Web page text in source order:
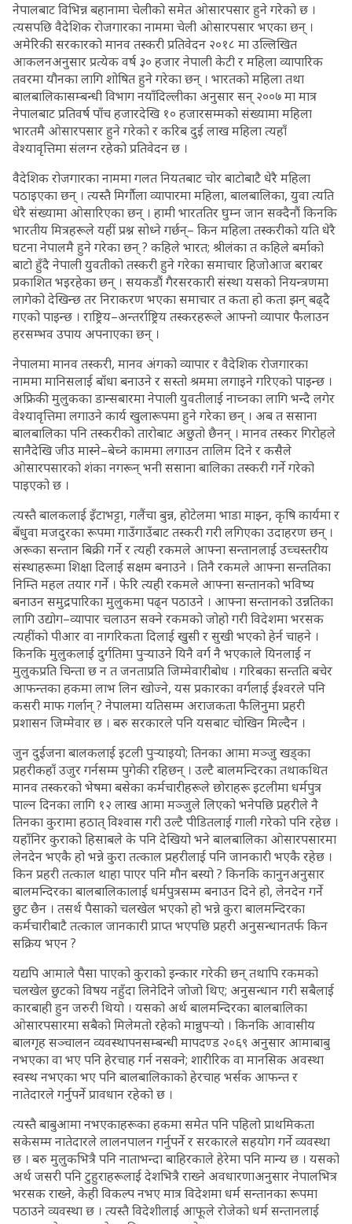
नेपालबाट विभिन्न बहानामा चेलीको समेत ओसारपसार हुने गरेको छ ।
त्यसपछि वैदेशिक रोजगारका नाममा चेली ओसारपसार भएका छन् ।
अमेरिकी सरकारको मानव तस्करी प्रतिवेदन २०१८ मा उल्लिखित
आकलनअनुसार प्रत्येक वर्ष ३० हजार नेपाली केटी र महिला व्यापारिक
तवरमा यौनका लागि शोषित हुने गरेका छन् । भारतको महिला तथा
बालबालिकासम्बन्धी विभाग नयाँदिल्लीका अनुसार सन् २००७ मा मात्र
नेपालबाट प्रतिवर्ष पाँच हजारदेखि १० हजारसम्मको संख्यामा महिला
भारतमै ओसारपसार हुने गरेको र करिब दुई लाख महिला त्यहाँ
वेश्यावृत्तिमा संलग्न रहेको प्रतिवेदन छ ।
वैदेशिक रोजगारका नाममा गलत नियतबाट चोर बाटोबाटै धेरै महिला
पठाइएका छन् । त्यस्तै मिर्गौला व्यापारमा महिला, बालबालिका, युवा त्यति
धेरै संख्यामा ओसारिएका छन् । हामी भारततिर घुम्न जान सक्दैनौं किनकि
भारतीय मित्रहरूले यहीं प्रश्न सोध्ने गर्छन्– किन महिला तस्करीको यति धेरै
घटना नेपालमै हुने गरेका छन् ? कहिले भारत; श्रीलंका त कहिले बर्माको
बाटो हुँदै नेपाली युवतीको तस्करी हुने गरेका समाचार हिजोआज बराबर
प्रकाशित भइरहेका छन् । सयकडौं गैरसरकारी संस्था यसको नियन्त्रणमा
लागेको देखिन्छ तर निराकरण भएका समाचार त कता हो कता झन् बढ्दै
गएको पाइन्छ । राष्ट्रिय–अन्तर्राष्ट्रिय तस्करहरूले आफ्नो व्यापार फैलाउन
हरसम्भव उपाय अपनाएका छन् ।
नेपालमा मानव तस्करी, मानव अंगको व्यापार र वैदेशिक रोजगारका
नाममा मानिसलाई बाँधा बनाउने र सस्तो श्रममा लगाइने गरिएको पाइन्छ ।
अफ्रिकी मुलुकका डान्सबारमा नेपाली युवतीलाई नाच्नका लागि भन्दै लगेर
वेश्यावृत्तिमा लगाउने कार्य खुलारूपमा हुने गरेका छन् । अब त ससाना
बालबालिका पनि तस्करीको तारोबाट अछुतो छैनन् । मानव तस्कर गिरोहले
सानैदेखि जीउ मास्ने–बेच्ने काममा लगाउन तालिम दिने र कसैले
ओसारपसारको शंका नगरून् भनी ससाना बालिका तस्करी गर्ने गरेको
पाइएको छ ।
त्यस्तै बालकलाई इँटाभट्टा, गलैंचा बुन्न, होटेलमा भाडा माझ्न, कृषि कार्यमा र
बँधुवा मजदुरका रूपमा गाउँगाउँबाट तस्करी गरी लगिएका उदाहरण छन् ।
अरूका सन्तान बिक्री गर्ने र त्यही रकमले आफ्ना सन्तानलाई उच्चस्तरीय
संस्थाहरूमा शिक्षा दिलाई सक्षम बनाउने । तिनै रकमले आफ्ना सन्ततिका
निम्ति महल तयार गर्ने । फेरि त्यही रकमले आफ्ना सन्तानको भविष्य
बनाउन समुद्रपारिका मुलुकमा पढ्न पठाउने । आफ्ना सन्तानको उन्नतिका
लागि उद्योग–व्यापार चलाउन सक्ने रकमको जोहो गरी विदेशमा भरसक
त्यहींको पीआर वा नागरिकता दिलाई खुसी र सुखी भएको हेर्न चाहने ।
किनकि मुलुकलाई दुर्गतिमा पुर्‍याउने यिनै वर्ग नै भएकाले यिनलाई न
मुलुकप्रति चिन्ता छ न त जनताप्रति जिम्मेवारीबोध । गरिबका सन्तति बचेर
आफन्तका हकमा लाभ लिन खोज्ने, यस प्रकारका वर्गलाई ईश्वरले पनि
कसरी माफ गर्लान् ? नेपालमा यतिसम्म अराजकता फैलिनुमा प्रहरी
प्रशासन जिम्मेवार छ । बरु सरकारले पनि यसबाट चोखिन मिल्दैन ।
जुन दुईजना बालकलाई इटली पुर्‍याइयो; तिनका आमा मञ्जु खड्का
प्रहरीकहाँ उजुर गर्नसम्म पुगेकी रहिछन् । उल्टै बालमन्दिरका तथाकथित
मानव तस्करको भेषमा बसेका कर्मचारीहरूले छोराहरू इटलीमा धर्मपुत्र
पाल्न दिनका लागि १२ लाख आमा मञ्जुले लिएको भनेपछि प्रहरीले नै
तिनका कुरामा हठात् विश्वास गरी उल्टै पीडितलाई गाली गरेको पनि रहेछ ।
यहाँनिर कुराको हिसाबले के पनि देखियो भने बालबालिका ओसारपसारमा
लेनदेन भएकै हो भन्ने कुरा तत्काल प्रहरीलाई पनि जानकारी भएकै रहेछ ।
किन प्रहरी तत्काल थाहा पाएर पनि मौन बस्यो ? किनकि कानुनअनुसार
बालमन्दिरका बालबालिकालाई धर्मपुत्रसम्म बनाउन दिने हो, लेनदेन गर्ने
छुट छैन । तसर्थ पैसाको चलखेल भएको हो भन्ने कुरा बालमन्दिरका
कर्मचारीबाटै तत्काल जानकारी प्राप्त भएपछि प्रहरी अनुसन्धानतर्फ किन
सक्रिय भएन ?
यद्यपि आमाले पैसा पाएको कुराको इन्कार गरेकी छन् तथापि रकमको
चलखेल छुटको विषय नहुँदा लिनेदिने जोजो थिए; अनुसन्धान गरी सबैलाई
कारबाही हुन जरुरी थियो । यसको अर्थ बालमन्दिरका बालबालिका
ओसारपसारमा सबैको मिलेमतो रहेको मान्नुपर्‍यो । किनकि आवासीय
बालगृह सञ्चालन व्यवस्थापनसम्बन्धी मापदण्ड २०६९ अनुसार आमाबाबु
नभएका वा भए पनि हेरचाह गर्न नसक्ने; शारीरिक वा मानसिक अवस्था
स्वस्थ नभएका भए पनि बालबालिकाको हेरचाह भर्सक आफन्त र
नातेदारले गर्नुपर्ने प्रावधान रहेको छ ।
त्यस्तै बाबुआमा नभएकाहरूका हकमा समेत पनि पहिलो प्राथमिकता
सकेसम्म नातेदारले लालनपालन गर्नुपर्ने र सरकारले सहयोग गर्ने व्यवस्था
छ । बरु मुलुकभित्रै पनि नाताभन्दा बाहिरकाले हेरेमा पनि मान्य छ । यसको
अर्थ जसरी पनि टुहुराहरूलाई देशभित्रै राख्ने अवधारणाअनुसार नेपालभित्र
भरसक राख्ने, केही विकल्प नभए मात्र विदेशमा धर्म सन्तानका रूपमा
पठाउने व्यवस्था छ । त्यस्तै विदेशीलाई आफूले रोजेको धर्म सन्तानलाई